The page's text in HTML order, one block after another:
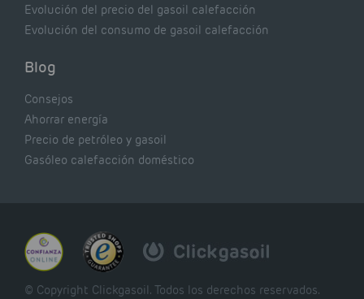
Evolución del precio del gasoil calefacción
Evolución del consumo de gasoil calefacción
Blog
Consejos
Ahorrar energía
Precio de petróleo y gasoil
Gasóleo calefacción doméstico
© Copyright Clickgasoil. Todos los derechos reservados.